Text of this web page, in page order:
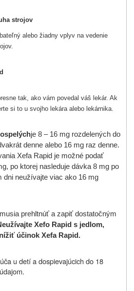
strojov
alebo žiadny vplyv na vedenie
tak, ako vám povedal váš lekár. Ak
si to u svojho lekára alebo lekárnika.
je 8 – 16 mg rozdelených do
denne alebo 16 mg raz denne.
Xefa Rapid je možné podať
po ktorej nasleduje dávka 8 mg po
dni neužívajte viac ako 16 mg
prehltnúť a zapiť dostatočným
Xefo Rapid s jedlom,
účinok Xefa Rapid.
u detí a dospievajúcich do 18